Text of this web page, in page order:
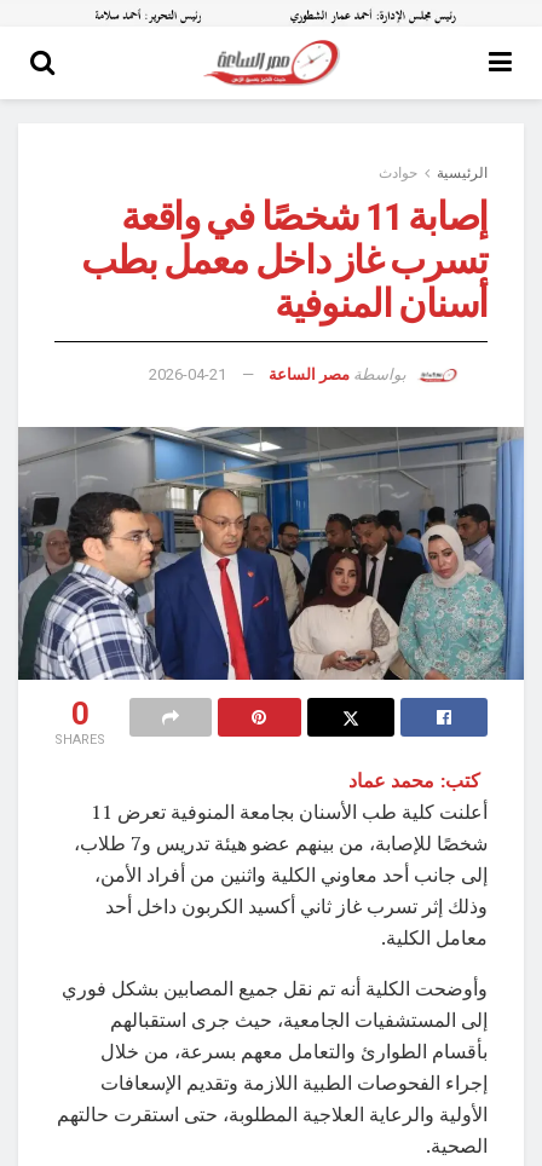
الرئيسية حوادث
إصابة 11 شخصًا في واقعة
تسرب غاز داخل معمل بطب
أسنان المنوفية
بواسطة مصر الساعة 2026-04-21
0
SHARES
كتب: محمد عماد
أعلنت كلية طب الأسنان بجامعة المنوفية تعرض 11
شخصًا للإصابة، من بينهم عضو هيئة تدريس و7 طلاب،
إلى جانب أحد معاوني الكلية واثنين من أفراد الأمن،
وذلك إثر تسرب غاز ثاني أكسيد الكربون داخل أحد
معامل الكلية.
وأوضحت الكلية أنه تم نقل جميع المصابين بشكل فوري
إلى المستشفيات الجامعية، حيث جرى استقبالهم
بأقسام الطوارئ والتعامل معهم بسرعة، من خلال
إجراء الفحوصات الطبية اللازمة وتقديم الإسعافات
الأولية والرعاية العلاجية المطلوبة، حتى استقرت حالتهم
الصحية.